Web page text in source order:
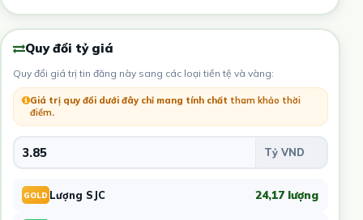
Quy đổi tỷ giá
Quy đổi giá trị tin đăng này sang các loại tiền tệ và vàng:
Giá trị quy đổi dưới đây chỉ mang tính chất tham khảo thời
điểm.
GOLD Lượng SJC 24,17 lượng